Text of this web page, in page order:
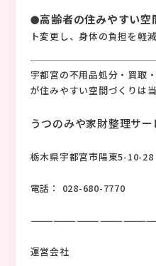
●高齢者の住みやすい空
ト変更し、身体の負担を軽
宇都宮の不用品処分・買取
が住みやすい空間づくりは
うつのみや家財整理サー
栃木県宇都宮市陽東5-10-28
電話： 028-680-7770
運営会社